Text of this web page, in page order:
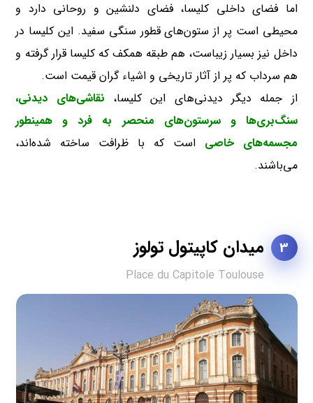
اما فضای داخلی کلیسا، فضای دلنشین و روحانی دارد و
محیطی است پر از ستون‌های قطور سنگی سفید. این کلیسا در
داخل نیز بسیار زیباست، هم طبقه همکف که کلیسا قرار گرفته و
هم سرداب که پر از آثار تاریخی و اشیاء گران قیمت است.
از جمله دیگر دیدنی‌های این کلیسا، نقاشی‌های دیدنی،
سنگ‌بری‌ها و سرستون‌های منحصر به فرد و همینطور
مجسمه‌های خاصی است که با ظرافت ساخته شده‌اند،
می‌باشند.
3 میدان کاپیتول تولوز
Place du Capitole Toulouse